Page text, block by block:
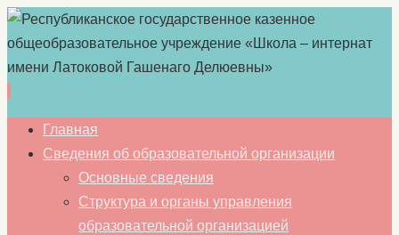
Перейти
содержимому
Главная
Сведения об образовательной организации
Основные сведения
Структура и органы управления
образовательной организацией